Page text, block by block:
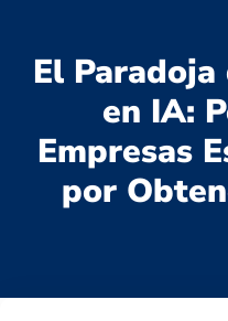
El
en IA:
Empresas
por